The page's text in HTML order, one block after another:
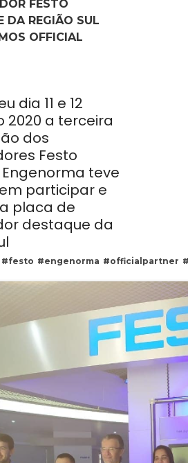
FESTO
DA REGIÃO SUL
OFFICIAL
dia 11 e 12
2020 a terceira
dos
Festo
Engenorma teve
participar e
placa de
destaque da
#festo #engenorma #officialpartner